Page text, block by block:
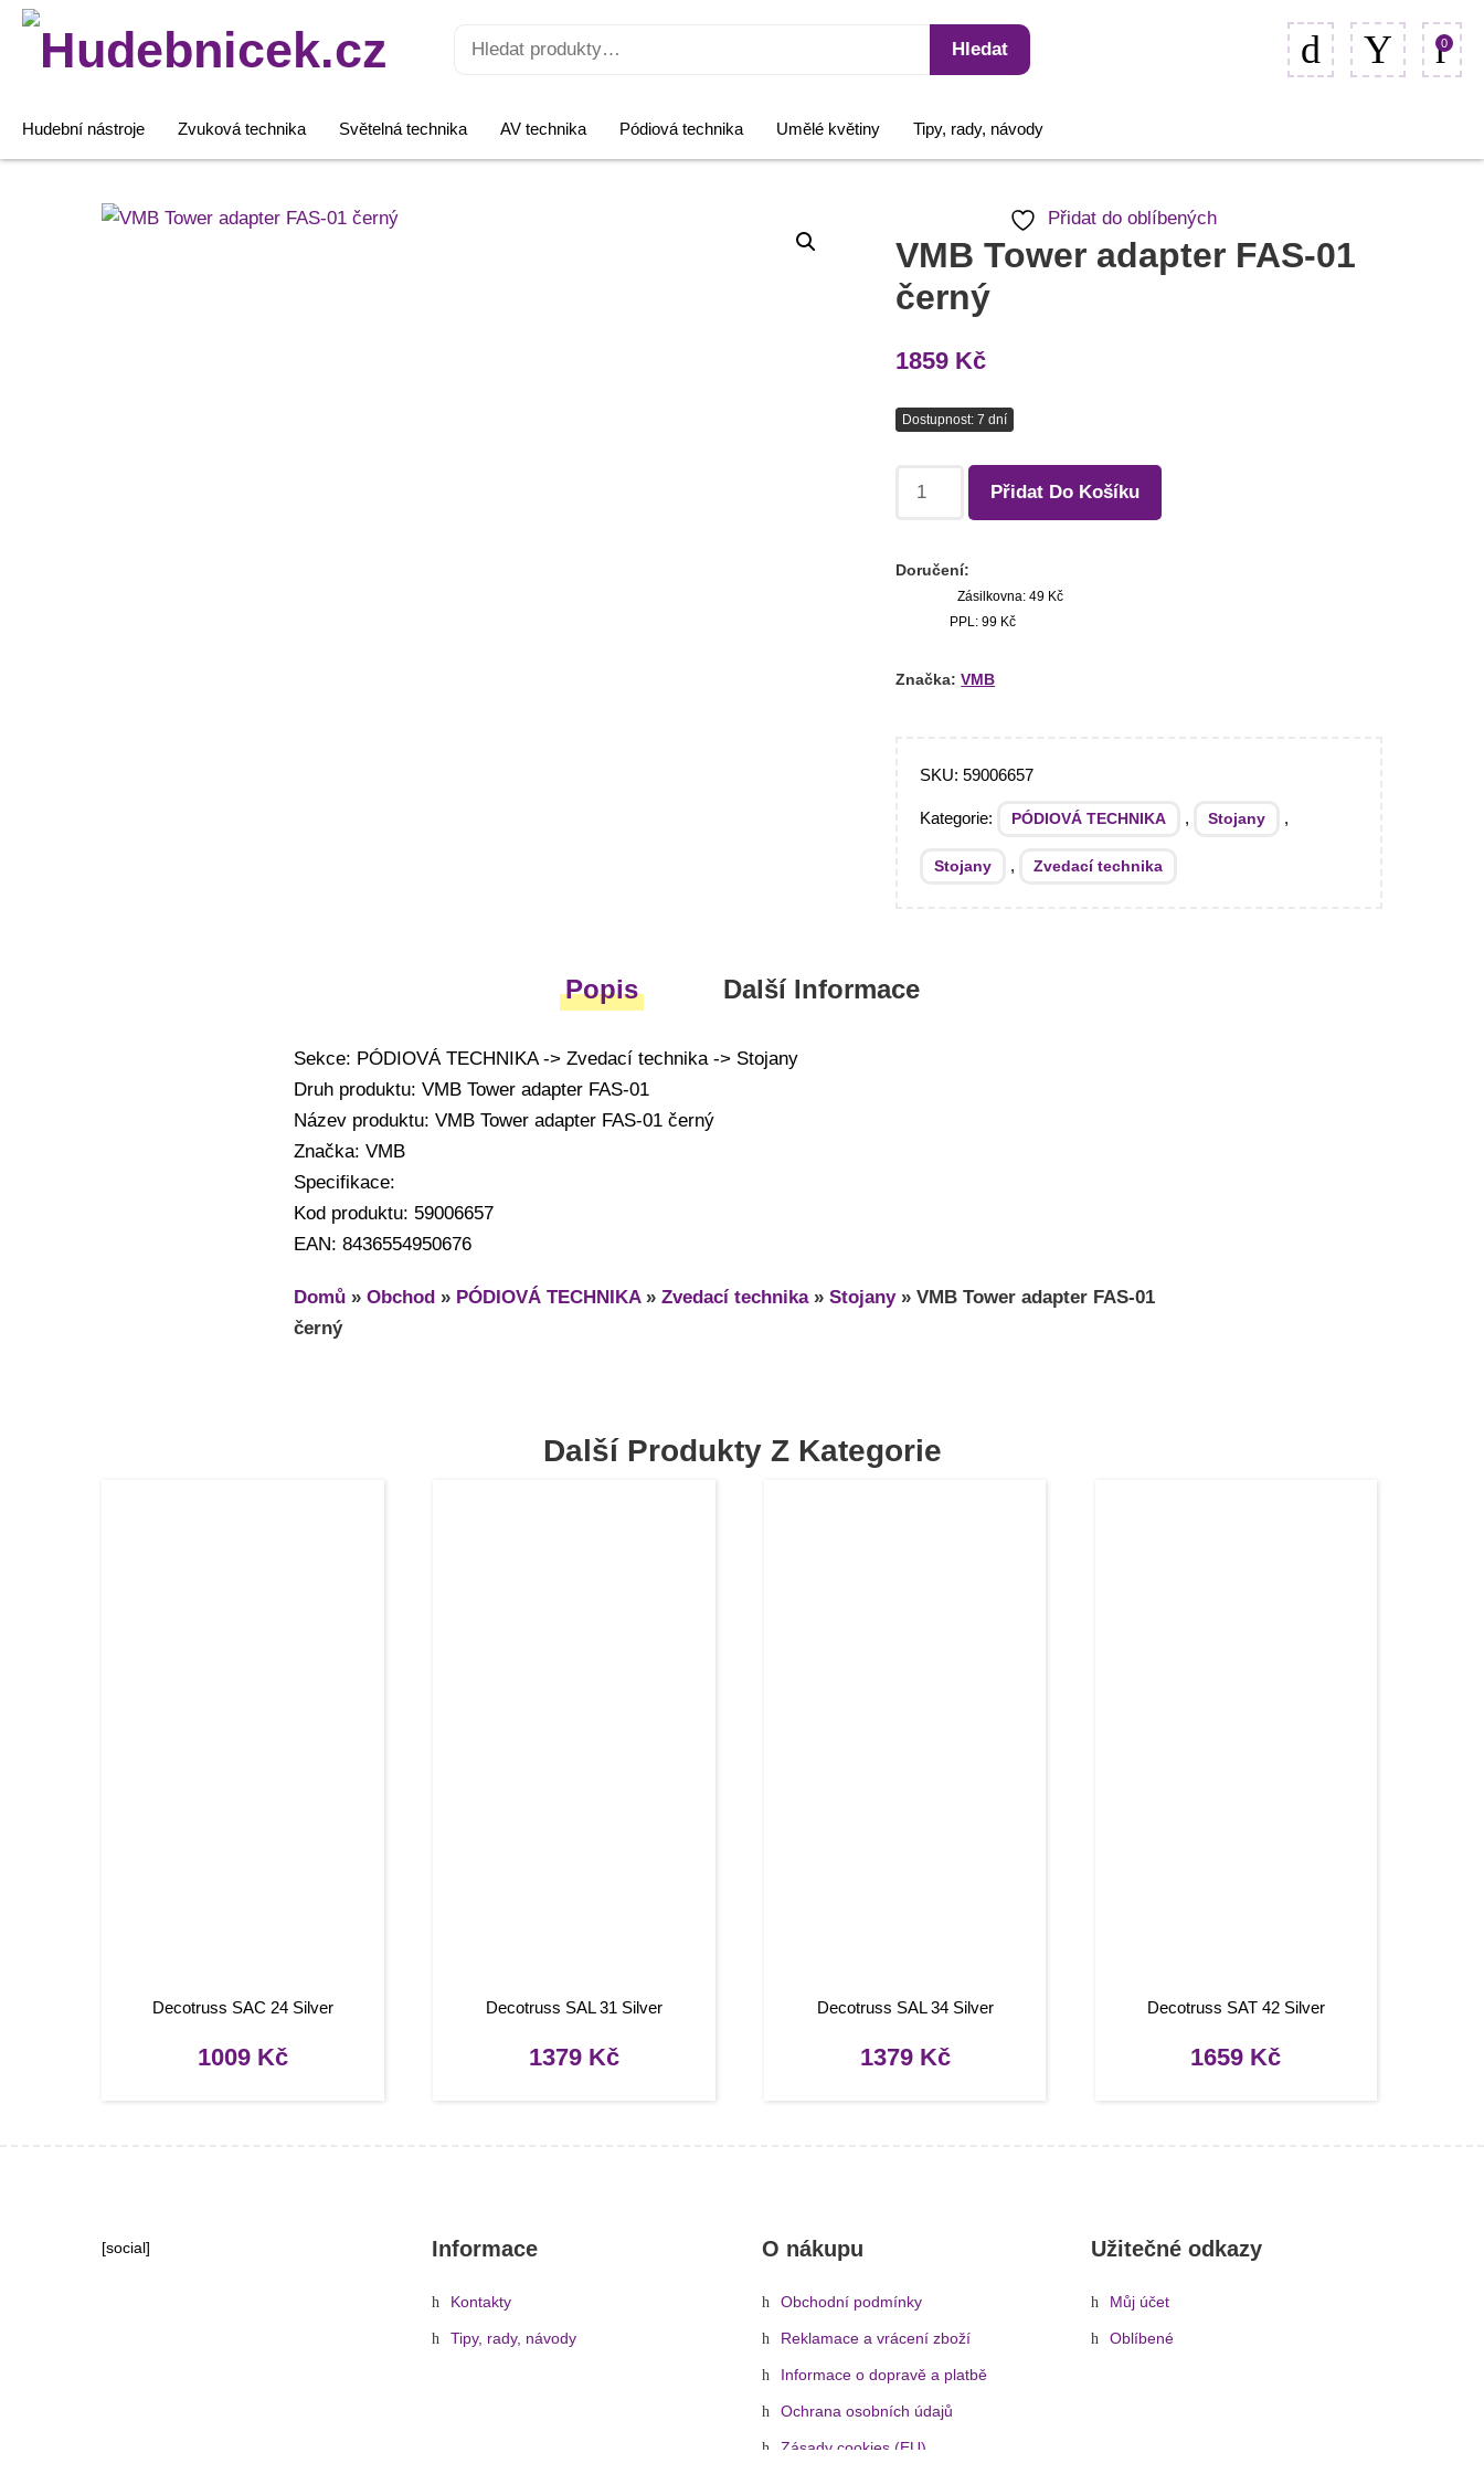
Hledat:
Hledat 0
Hudební nástroje Zvuková technika Světelná technika AV technika Pódiová technika Umělé květiny Tipy, rady, návody
Přidat do oblíbených
VMB Tower adapter FAS-01
černý
1859 Kč
Dostupnost: 7 dní
VMB
Přidat Do Košíku
Doručení:
Zásilkovna: 49 Kč
PPL: 99 Kč
Značka: VMB
SKU:59006657
Kategorie: PÓDIOVÁ TECHNIKA , Stojany ,
Stojany , Zvedací technika
Popis Další Informace
Sekce: PÓDIOVÁ TECHNIKA -> Zvedací technika -> Stojany
Druh produktu: VMB Tower adapter FAS-01
Název produktu: VMB Tower adapter FAS-01 černý
Značka: VMB
Specifikace:
Kod produktu: 59006657
EAN: 8436554950676
Domů » Obchod » PÓDIOVÁ TECHNIKA» Zvedací technika» Stojany» VMB Tower adapter FAS-01
černý
Další Produkty Z Kategorie
Decotruss SAC 24 Silver
1009 Kč
Decotruss SAL 31 Silver
1379 Kč
Decotruss SAL 34 Silver
1379 Kč
Decotruss SAT 42 Silver
1659 Kč
[social] Informace
Kontakty
Tipy, rady, návody
O nákupu
Obchodní podmínky
Reklamace a vrácení zboží
Informace o dopravě a platbě
Ochrana osobních údajů
Zásady cookies (EU)
Užitečné odkazy
Můj účet
Oblíbené